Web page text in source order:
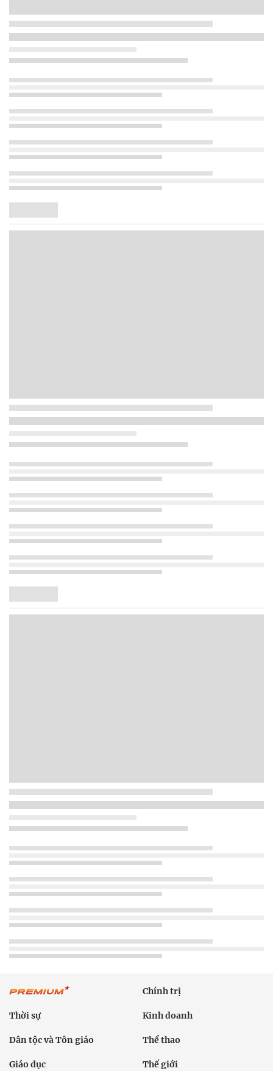
Chính trị
Thời sự Kinh doanh
Dân tộc và Tôn giáo Thể thao
Giáo dục Thế giới